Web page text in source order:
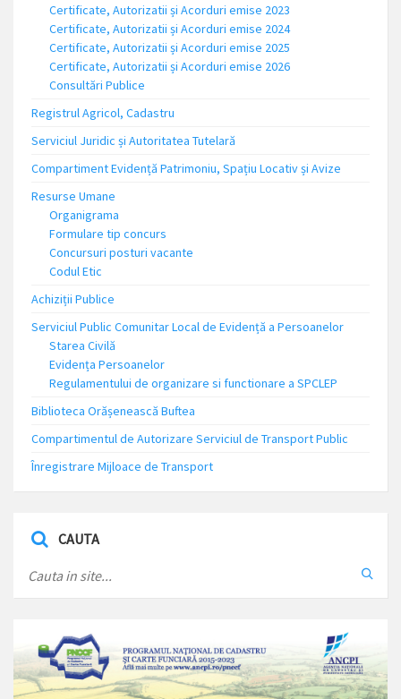
Certificate, Autorizatii și Acorduri emise 2023
Certificate, Autorizatii și Acorduri emise 2024
Certificate, Autorizatii și Acorduri emise 2025
Certificate, Autorizatii și Acorduri emise 2026
Consultări Publice
Registrul Agricol, Cadastru
Serviciul Juridic și Autoritatea Tutelară
Compartiment Evidență Patrimoniu, Spațiu Locativ și Avize
Resurse Umane
Organigrama
Formulare tip concurs
Concursuri posturi vacante
Codul Etic
Achiziții Publice
Serviciul Public Comunitar Local de Evidență a Persoanelor
Starea Civilă
Evidența Persoanelor
Regulamentului de organizare si functionare a SPCLEP
Biblioteca Orășenească Buftea
Compartimentul de Autorizare Serviciul de Transport Public
Înregistrare Mijloace de Transport
CAUTA